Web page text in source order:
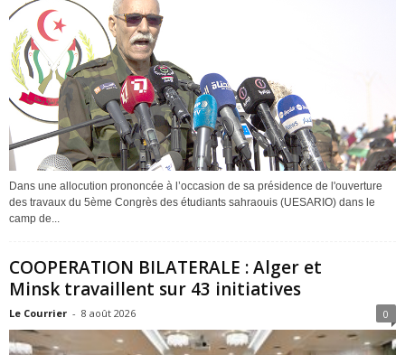
Dans une allocution prononcée à l’occasion de sa présidence de l'ouverture
des travaux du 5ème Congrès des étudiants sahraouis (UESARIO) dans le
camp de...
COOPERATION BILATERALE : Alger et
Minsk travaillent sur 43 initiatives
Le Courrier - 8 août 2026 0